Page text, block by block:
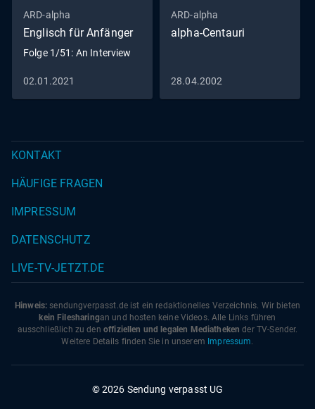
ARD-alpha
Englisch für Anfänger
Folge 1/51: An Interview
02.01.2021
ARD-alpha
alpha-Centauri
28.04.2002
KONTAKT
HÄUFIGE FRAGEN
IMPRESSUM
DATENSCHUTZ
LIVE-TV-JETZT.DE
Hinweis: sendungverpasst.de ist ein redaktionelles Verzeichnis. Wir bieten
kein Filesharingan und hosten keine Videos. Alle Links führen
ausschließlich zu den offiziellen und legalen Mediatheken der TV-Sender.
Weitere Details finden Sie in unserem Impressum.
© 2026 Sendung verpasst UG